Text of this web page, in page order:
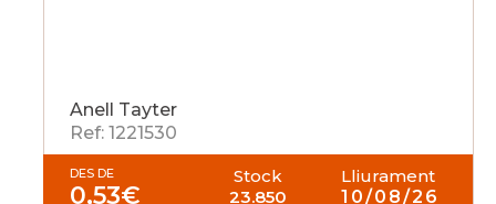
Anell Tayter
Ref: 1221530
DES DE
0,53€
Stock
23.850
Lliurament
10/08/26